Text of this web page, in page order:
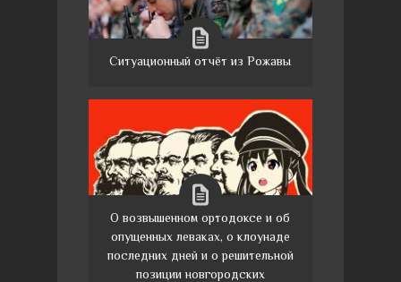
Ситуационный отчёт из Рожавы
О возвышенном ортодоксе и об
опущенных леваках, о клоунаде
последних дней и о решительной
позиции новгородских